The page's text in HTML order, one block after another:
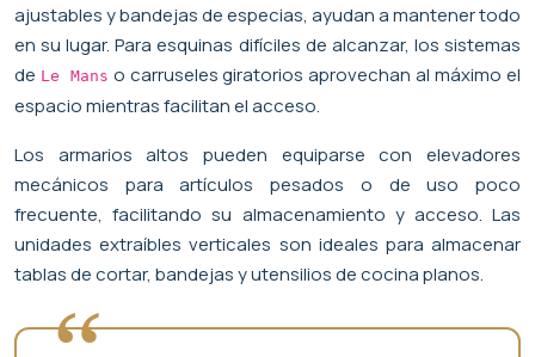
ajustables y bandejas de especias, ayudan a mantener todo
en su lugar. Para esquinas difíciles de alcanzar, los sistemas
de Le Mans o carruseles giratorios aprovechan al máximo el
espacio mientras facilitan el acceso.
Los armarios altos pueden equiparse con elevadores
mecánicos para artículos pesados o de uso poco
frecuente, facilitando su almacenamiento y acceso. Las
unidades extraíbles verticales son ideales para almacenar
tablas de cortar, bandejas y utensilios de cocina planos.